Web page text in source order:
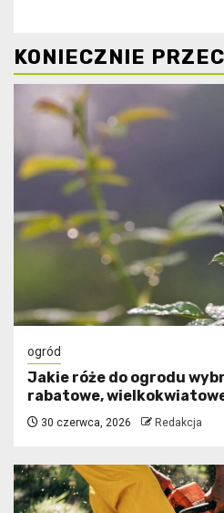
KONIECZNIE
ogród
Jakie róże do ogrodu
rabatowe,
30 czerwca, 2026 Redakcja